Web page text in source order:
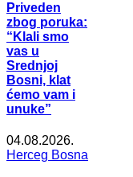
Priveden
zbog poruka:
“Klali smo
vas u
Srednjoj
Bosni, klat
ćemo vam i
unuke”
04.08.2026.
Herceg Bosna